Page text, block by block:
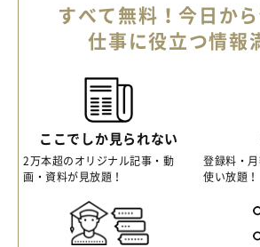
すべて無料！今日から
仕事に役立つ情報
ここでしか見られない
2万本超のオリジナル記事・動
画・資料が見放題！
登録料・
使い放題！